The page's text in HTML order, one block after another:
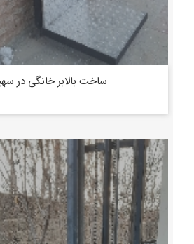
ساخت بالابر خانگی در